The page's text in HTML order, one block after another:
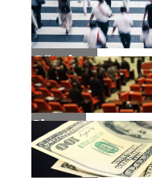
Gündem
Siyaset